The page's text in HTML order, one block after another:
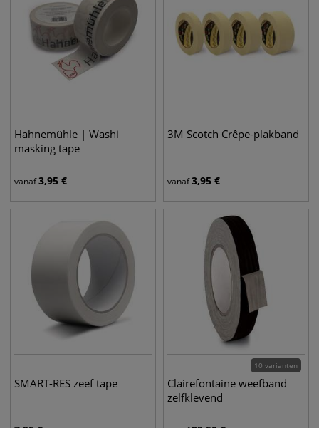
Hahnemühle | Washi
masking tape
vanaf3,95 €
3M Scotch Crêpe-plakband
vanaf3,95 €
SMART-RES zeef tape
10 varianten
Clairefontaine weefband
zelfklevend